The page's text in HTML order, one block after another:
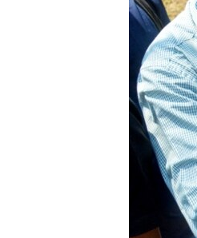
GENOCID U SREBRENICI
POPLAVE I KLIZIŠTA U BIH 2024.